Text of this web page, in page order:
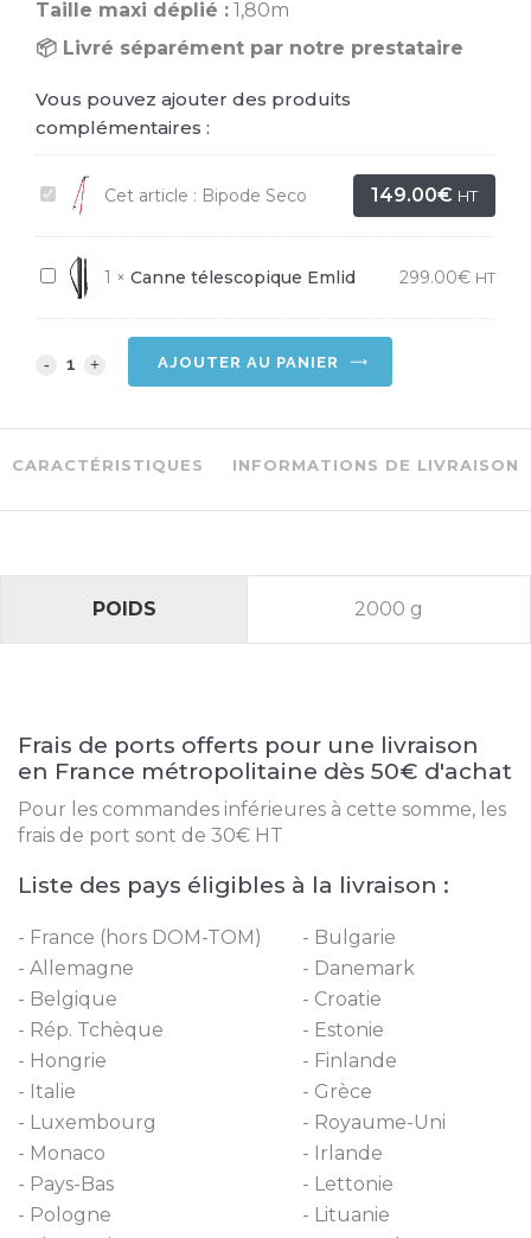
Taille maxi déplié : 1,80m
📦 Livré séparément par notre prestataire
Vous pouvez ajouter des produits
complémentaires :
Bipode
Cet article : Bipode Seco 149.00€ HT
Canne
1 × Canne télescopique Emlid 299.00€ HT
Bipode
AJOUTER AU PANIER
CARACTÉRISTIQUES INFORMATIONS DE LIVRAISON
POIDS 2000 g
Frais de ports offerts pour une livraison
en France métropolitaine dès 50€ d'achat
Pour les commandes inférieures à cette somme, les
frais de port sont de 30€ HT
Liste des pays éligibles à la livraison :
France (hors DOM-TOM)
Allemagne
Belgique
Rép. Tchèque
Hongrie
Italie
Luxembourg
Monaco
Pays-Bas
Pologne
Bulgarie
Danemark
Croatie
Estonie
Finlande
Grèce
Royaume-Uni
Irlande
Lettonie
Lituanie